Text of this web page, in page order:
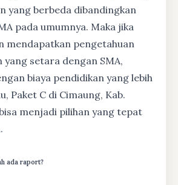
yang berbeda dibandingkan
pada umumnya. Maka jika
mendapatkan pengetahuan
yang setara dengan SMA,
biaya pendidikan yang lebih
Paket C di Cimaung, Kab.
menjadi pilihan yang tepat
ada raport?